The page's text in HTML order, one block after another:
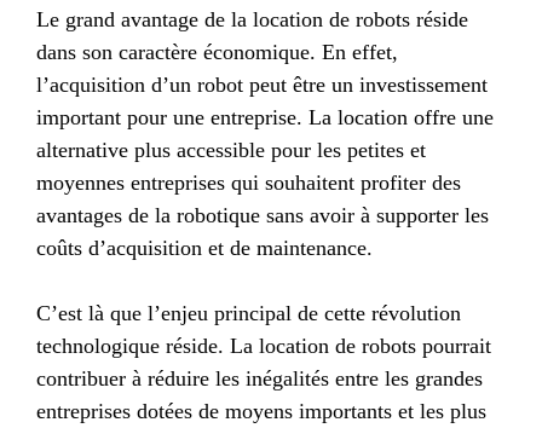
Le grand avantage de la location de robots réside
dans son caractère économique. En effet,
l’acquisition d’un robot peut être un investissement
important pour une entreprise. La location offre une
alternative plus accessible pour les petites et
moyennes entreprises qui souhaitent profiter des
avantages de la robotique sans avoir à supporter les
coûts d’acquisition et de maintenance.
C’est là que l’enjeu principal de cette révolution
technologique réside. La location de robots pourrait
contribuer à réduire les inégalités entre les grandes
entreprises dotées de moyens importants et les plus